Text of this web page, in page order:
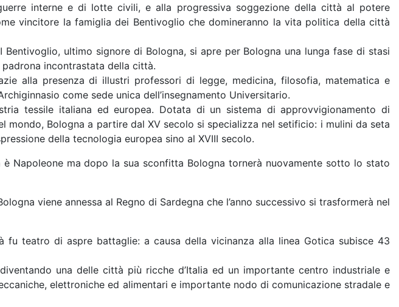
interne e di lotte civili, e alla progressiva soggezione della città al potere
vincitore la famiglia dei Bentivoglio che domineranno la vita politica della città
Bentivoglio, ultimo signore di Bologna, si apre per Bologna una lunga fase di stasi
incontrastata della città.
alla presenza di illustri professori di legge, medicina, filosofia, matematica e
come sede unica dell’insegnamento Universitario.
tessile italiana ed europea. Dotata di un sistema di approvvigionamento di
mondo, Bologna a partire dal XV secolo si specializza nel setificio: i mulini da seta
della tecnologia europea sino al XVIII secolo.
Napoleone ma dopo la sua sconfitta Bologna tornerà nuovamente sotto lo stato
viene annessa al Regno di Sardegna che l’anno successivo si trasformerà nel
fu teatro di aspre battaglie: a causa della vicinanza alla linea Gotica subisce 43
una delle città più ricche d’Italia ed un importante centro industriale e
elettroniche ed alimentari e importante nodo di comunicazione stradale e